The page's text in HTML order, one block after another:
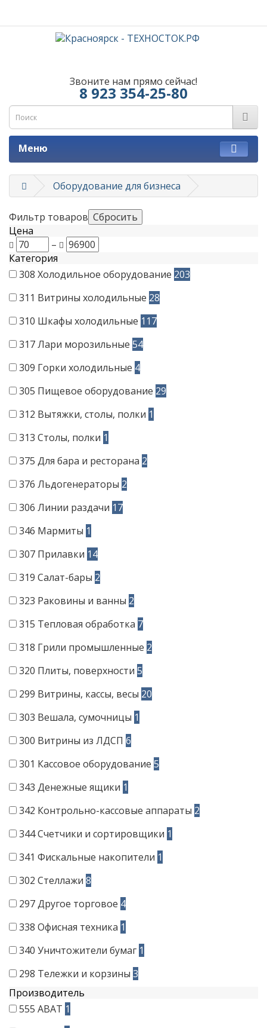
Звоните нам прямо сейчас!
8 923 354-25-80
Меню
Оборудование для бизнеса
Фильтр товаров
Цена
–
Категория
308 Холодильное оборудование 203
311 Витрины холодильные 28
310 Шкафы холодильные 117
317Лари морозильные 54
309 Горки холодильные 4
305 Пищевое оборудование 29
312 Вытяжки, столы, полки 1
313 Столы, полки 1
375 Для бара и ресторана 2
376 Льдогенераторы 2
306 Линии раздачи 17
346 Мармиты 1
307 Прилавки 14
319 Салат-бары 2
323 Раковины и ванны 2
315 Тепловая обработка 7
318 Грили промышленные 2
320 Плиты, поверхности 5
299 Витрины, кассы, весы 20
303 Вешала, сумочницы 1
300 Витрины из ЛДСП 6
301 Кассовое оборудование 5
343 Денежные ящики 1
342 Контрольно-кассовые аппараты 2
344Счетчики и сортировщики 1
341 Фискальные накопители 1
302 Стеллажи 8
297Другое торговое 4
338 Офисная техника 1
340 Уничтожители бумаг 1
298 Тележки и корзины 3
Производитель
555 ABAT 1